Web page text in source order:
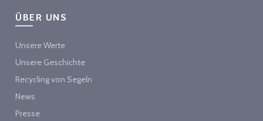
ÜBER UNS
Unsere Werte
Unsere Geschichte
Recycling von Segeln
News
Presse